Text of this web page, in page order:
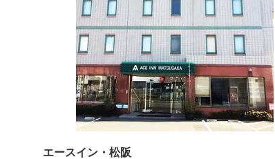
エースイン・松阪